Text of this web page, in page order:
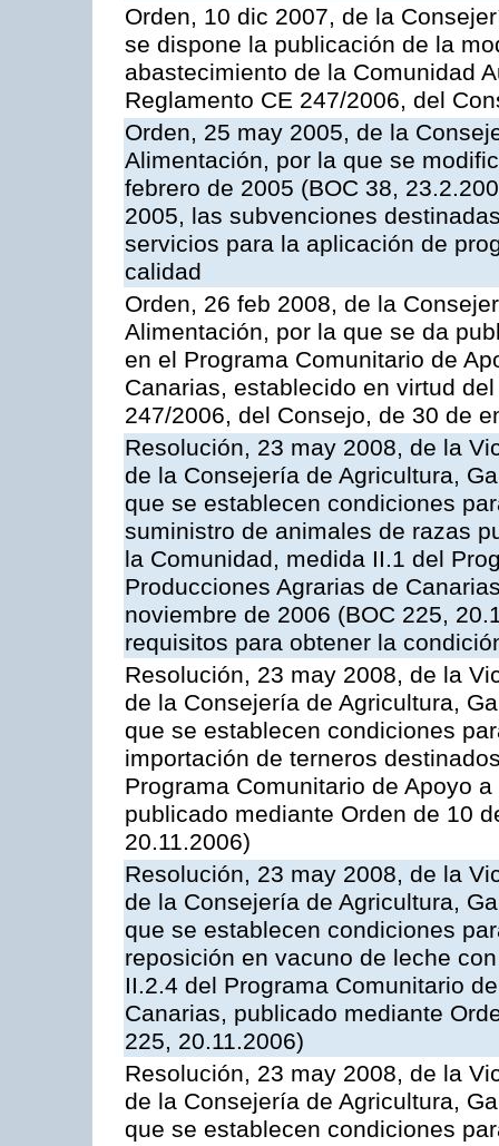
Orden, 10 dic 2007, de la
se dispone la publicación de la
abastecimiento de la Comunidad
Reglamento CE 247/2006, del
Orden, 25 may 2005, de la
Alimentación, por la que se
febrero de 2005 (BOC 38,
2005, las subvenciones
servicios para la aplicación de
calidad
Orden, 26 feb 2008, de la
Alimentación, por la que se da
en el Programa Comunitario de
Canarias, establecido en virtud
247/2006, del Consejo, de 30 de
Resolución, 23 may 2008, de la
de la Consejería de Agricultura,
que se establecen condiciones
suministro de animales de razas
la Comunidad, medida II.1 del
Producciones Agrarias de
noviembre de 2006 (BOC 225,
requisitos para obtener la
Resolución, 23 may 2008, de la
de la Consejería de Agricultura,
que se establecen condiciones
importación de terneros
Programa Comunitario de Apoyo
publicado mediante Orden de 10
20.11.2006)
Resolución, 23 may 2008, de la
de la Consejería de Agricultura,
que se establecen condiciones
reposición en vacuno de leche
II.2.4 del Programa Comunitario
Canarias, publicado mediante
225, 20.11.2006)
Resolución, 23 may 2008, de la
de la Consejería de Agricultura,
que se establecen condiciones